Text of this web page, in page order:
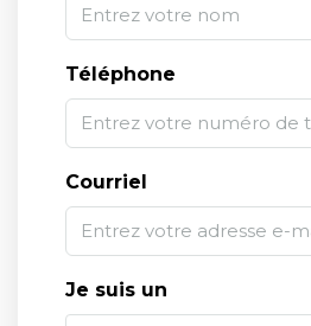
Téléphone
Courriel
Je suis un